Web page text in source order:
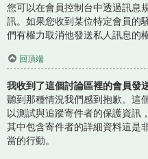
您可以在會員控制台中透過訊息
訊。如果您收到某位特定會員的
們有權力取消他發送私人訊息的權
回頂端
我收到了這個討論區裡的會員發
聽到那種情況我們感到抱歉。這
以測試與追蹤寄件者的保護資訊
其中包含寄件者的詳細資料這是
當的行動。